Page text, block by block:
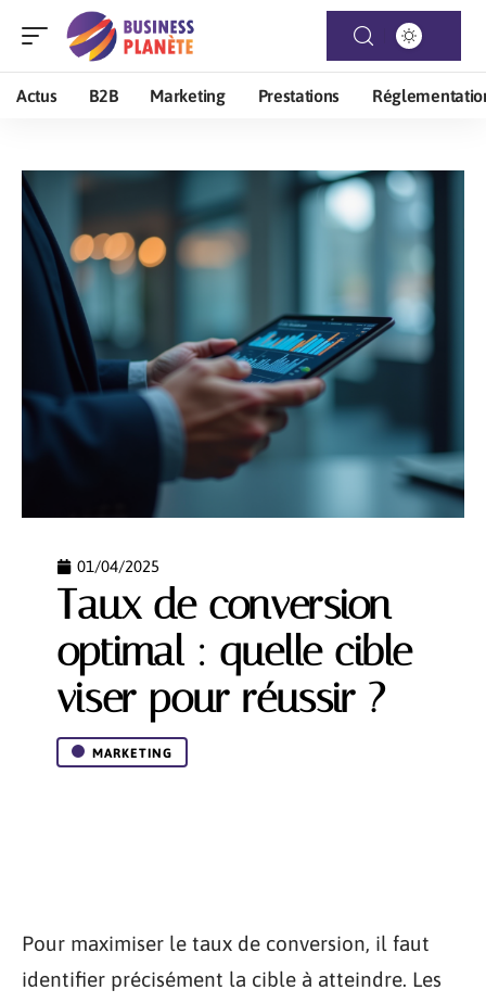
Actus B2B Marketing Prestations
01/04/2025
Taux de conversion
optimal : quelle cible
viser pour réussir ?
MARKETING
Pour maximiser le taux de conversion, il faut
identifier précisément la cible à atteindre. Les